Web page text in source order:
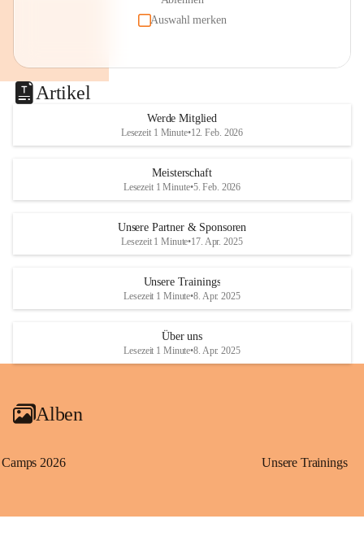
Auswahl merken
Artikel
Werde Mitglied
Lesezeit 1 Minute•12. Feb. 2026
Meisterschaft
Lesezeit 1 Minute•5. Feb. 2026
Unsere Partner & Sponsoren
Lesezeit 1 Minute•17. Apr. 2025
Unsere Trainings
Lesezeit 1 Minute•8. Apr. 2025
Über uns
Lesezeit 1 Minute•8. Apr. 2025
Alben
Camps 2026 Unsere Trainings